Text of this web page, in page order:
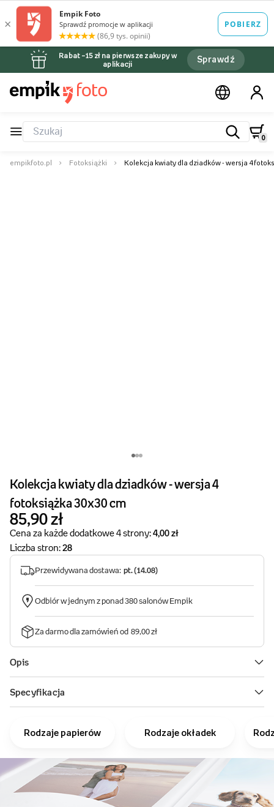
Rabat –15 zł na pierwsze zakupy w
aplikacji
Sprawdź
0
empikfoto.pl Fotoksiążki Kolekcja kwiaty dla dziadków - wersja 4
Rodzaje papierów Rodzaje okładek